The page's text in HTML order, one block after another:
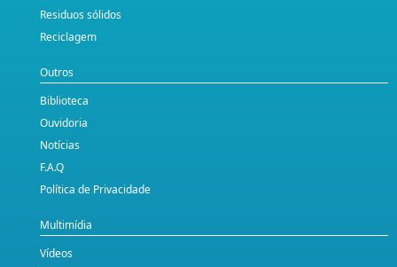
Residuos sólidos
Reciclagem
Outros
Biblioteca
Ouvidoria
Notícias
F.A.Q
Política de Privacidade
Multimídia
Vídeos